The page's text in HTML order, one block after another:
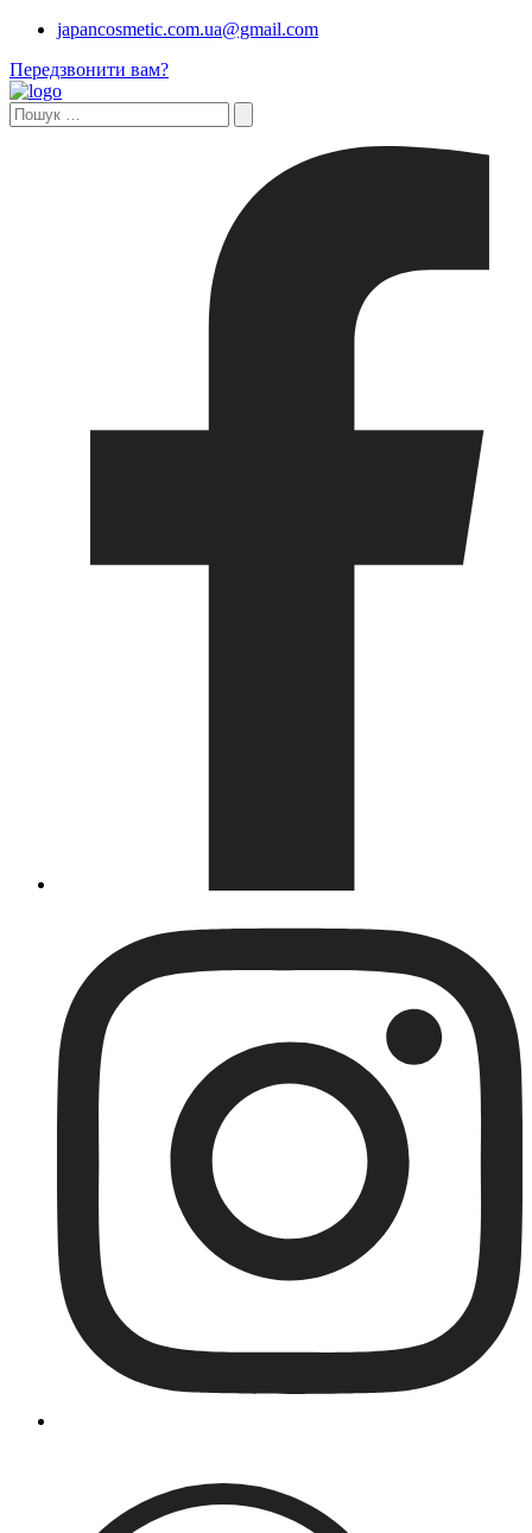
japancosmetic.com.ua@gmail.com
Передзвонити вам?